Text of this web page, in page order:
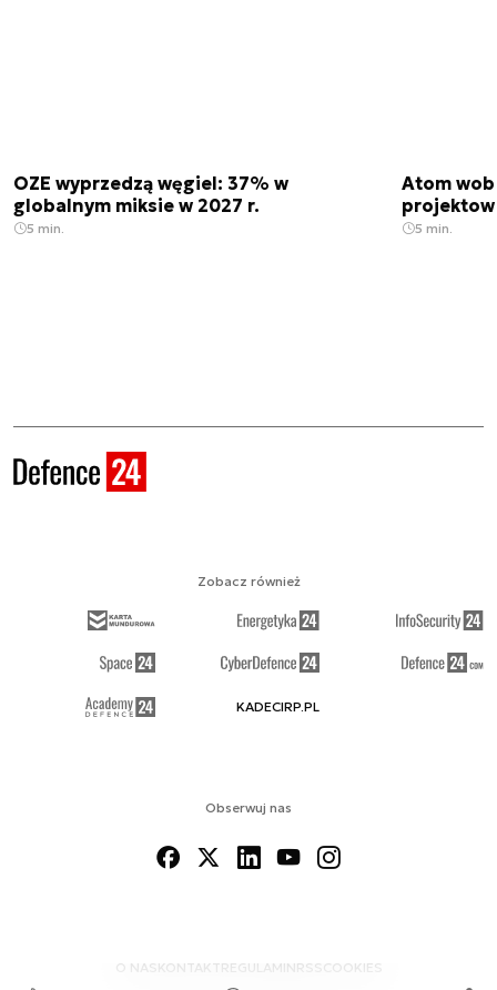
OZE wyprzedzą węgiel: 37% w
globalnym miksie w 2027 r.
5 min.
Atom
5 min.
Obserwuj nas
O NAS KONTAKTREGULAMINRSS COOKIES
Zobacz również
KADECIRP.PL